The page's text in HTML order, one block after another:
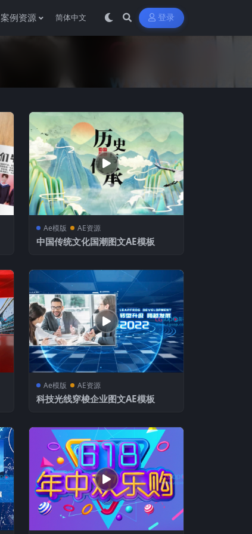
案例资源 登录
Ae模版 AE资源
中国传统文化国潮图文AE模板
Ae模版 AE资源
科技光线穿梭企业图文AE模板